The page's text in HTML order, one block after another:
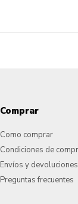
Comprar
Como comprar
Condiciones de
Envíos y devoluciones
Preguntas frecuentes